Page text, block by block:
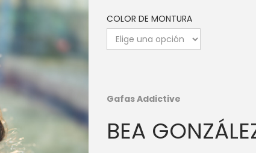
COLOR DE MONTURA
Gafas Addictive
BEA